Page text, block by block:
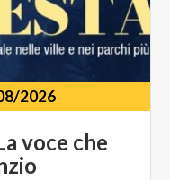
2026
voce che